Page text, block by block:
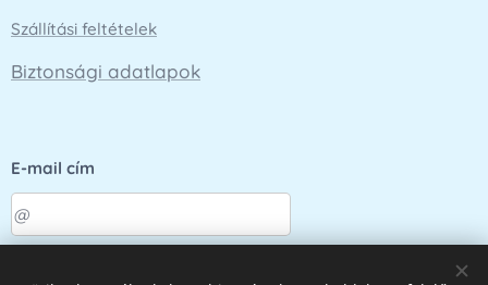
Szállítási feltételek
Biztonsági adatlapok
E-mail cím
Küldés